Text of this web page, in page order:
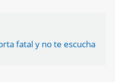
fatal y no te escucha